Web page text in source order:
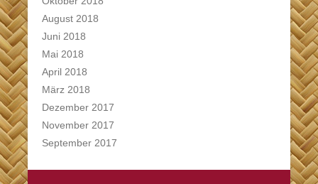
August 2018
Juni 2018
Mai 2018
April 2018
März 2018
Dezember 2017
November 2017
September 2017